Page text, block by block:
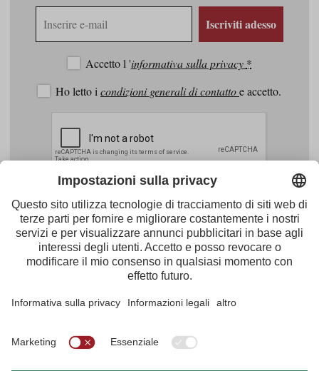
Iscriviti adesso
Accetto l 'informativa sulla privacy *
Ho letto i condizioni generali di contattoe accetto.
Maria-Theresien-Straße 55 · 6020 Innsbruck
RSS Notizie Note redazionali
FacebookYoutubeInstagramPinterestFeed